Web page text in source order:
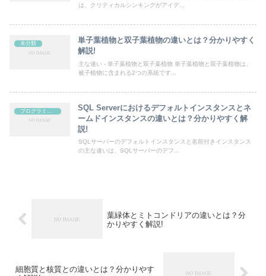
は、クリティカルシンキングがアイデ...
未分類
単子葉植物と双子葉植物の違いとは？分かりやすく
解説!
主な違い - 単子葉植物と双子葉植物 単子葉植物と双子葉植物は、
被子植物に含まれる2つの系統です...
SQL Serverにおけるデフォルトインスタンスとネ
ームドインスタンスの違いとは？分かりやすく解
説!
SQLサーバーのデフォルトインスタンスと名前付きインスタンス
の主な違いは、SQLサーバーのデフ...
葉緑体とミトコンドリアの違いとは？分
かりやすく解説!
細胞質と核質との違いとは？分かりやす